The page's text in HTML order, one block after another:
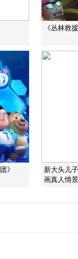
《丛林救
》
新大头儿
画真人情景